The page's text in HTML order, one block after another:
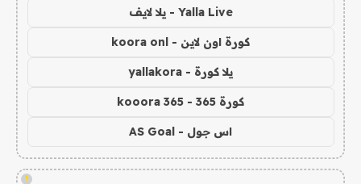
Yalla Live - يلا لايف
كورة اون لاين - koora onl
يلا كورة - yallakora
كورة 365 - kooora 365
اس جول - AS Goal
!